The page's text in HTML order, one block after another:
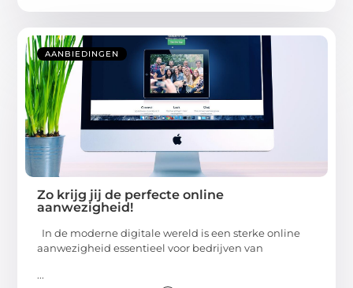
AANBIEDINGEN
Zo krijg jij de perfecte online
aanwezigheid!
In de moderne digitale wereld is een sterke online
aanwezigheid essentieel voor bedrijven van
...